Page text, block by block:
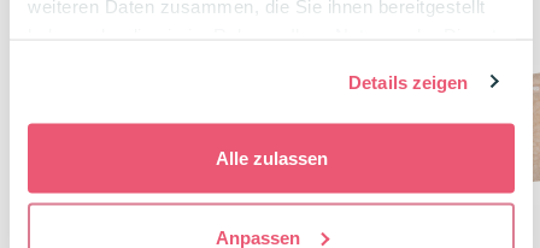
weiteren Daten zusammen, die Sie ihnen bereitgestellt
Details zeigen
Alle zulassen
Anpassen
Package Deal